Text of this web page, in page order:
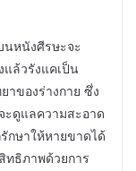
นหนังศีรษะจะ
แล้วรังแคเป็น
าของร่างกาย ซึ่ง
ะดูแลความสะอาด
กษาให้หายขาดได้
ทธิภาพด้วยการ